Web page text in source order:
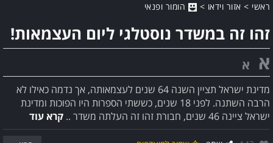
ראשי > אזור וידאו > הומור ופנאי
זהו זה במשדר נוסטלגי ליום העצמאות!
א א
מדינת ישראל תציין השנה 64 שנים לעצמאותה, אך נדמה כאילו לא
הרבה השתנה. לפני 18 שנים, כששתי הספרות היו הפוכות ומדינת
ישראל ציינה 46 שנים, חבורת זהו זה העלתה משדר ..
קרא עוד